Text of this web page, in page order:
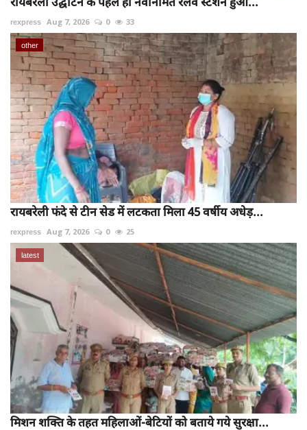
rexpress Aug 7, 2026 0 33
other
रायबरेली फंदे से टीन सेड में लटकता मिला 45 वर्षीय अधेड़...
rexpress Aug 7, 2026 0 25
latest
मिशन शक्ति के तहत महिलाओं-बेटियों को बताये गये सुरक्षा...